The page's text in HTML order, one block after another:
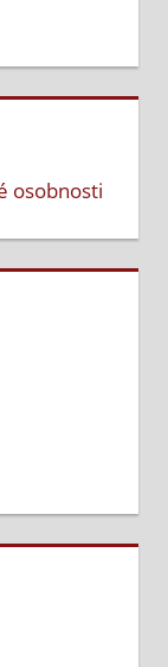
osobnosti